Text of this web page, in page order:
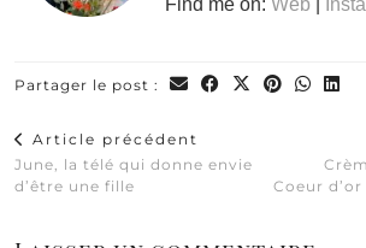
Find me on: Web
Partager le post :
Article précédent
June, la télé qui donne envie
d’être une fille
Coeur